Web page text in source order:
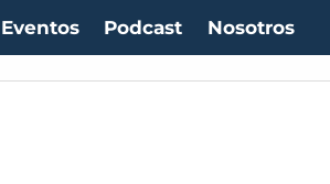
Podcast Nosotros